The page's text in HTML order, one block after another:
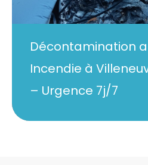
Décontamination
Incendie à
– Urgence 7j/7